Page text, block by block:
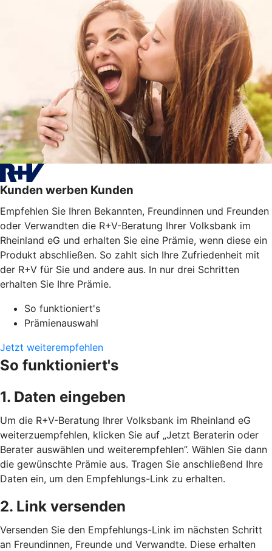
Kunden werben Kunden
Empfehlen Sie Ihren Bekannten, Freundinnen und Freunden
oder Verwandten die R+V-Beratung Ihrer Volksbank im
Rheinland eG und erhalten Sie eine Prämie, wenn diese ein
Produkt abschließen. So zahlt sich Ihre Zufriedenheit mit
der R+V für Sie und andere aus. In nur drei Schritten
erhalten Sie Ihre Prämie.
So funktioniert's
Prämienauswahl
Jetzt weiterempfehlen
So funktioniert's
1. Daten eingeben
Um die R+V-Beratung Ihrer Volksbank im Rheinland eG
weiterzuempfehlen, klicken Sie auf „Jetzt Beraterin oder
Berater auswählen und weiterempfehlen”. Wählen Sie dann
die gewünschte Prämie aus. Tragen Sie anschließend Ihre
Daten ein, um den Empfehlungs-Link zu erhalten.
2. Link versenden
Versenden Sie den Empfehlungs-Link im nächsten Schritt
an Freundinnen, Freunde und Verwandte. Diese erhalten